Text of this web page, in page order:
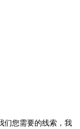
们您需要的线索，我